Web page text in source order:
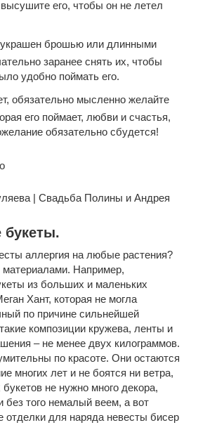
его, чтобы он не летел
украшен брошью или длинными
заранее снять их, чтобы
удобно поймать его.
обязательно мысленно желайте
его поймает, любви и счастья,
обязательно сбудется!
| Свадьба Полины и Андрея
аллергия на любые растения?
материалами. Например,
из больших и маленьких
Хант, которая не могла
по причине сильнейшей
композиции кружева, ленты и
– не менее двух килограммов.
по красоте. Они остаются
многих лет и не боятся ни ветра,
не нужно много декора,
без того немалый веем, а вот
отделки для наряда невесты бисер